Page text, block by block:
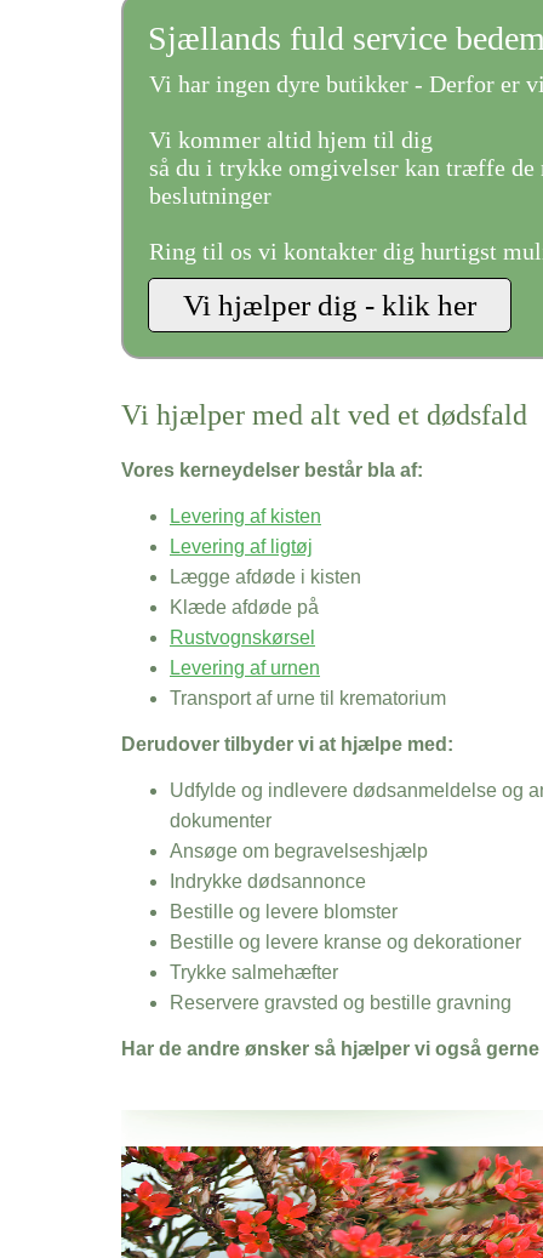
Sjællands fuld service
Vi har ingen dyre butikker - Derfor er
Vi kommer altid hjem til dig
så du i trykke omgivelser kan træffe de
beslutninger
Ring til os vi kontakter dig hurtigst
Vi hjælper med alt ved et dødsfald
Vores kerneydelser består bla af:
Levering af kisten
Levering af ligtøj
Lægge afdøde i kisten
Klæde afdøde på
Rustvognskørsel
Levering af urnen
Transport af urne til krematorium
Derudover tilbyder vi at hjælpe med:
Udfylde og indlevere dødsanmeldelse og
dokumenter
Ansøge om begravelseshjælp
Indrykke dødsannonce
Bestille og levere blomster
Bestille og levere kranse og dekorationer
Trykke salmehæfter
Reservere gravsted og bestille gravning
Har de andre ønsker så hjælper vi også gerne
Her hos os får du altid en god afslutning når det gælder
Blomster Gråsten
vi hjælper i alle faser af begravelsel